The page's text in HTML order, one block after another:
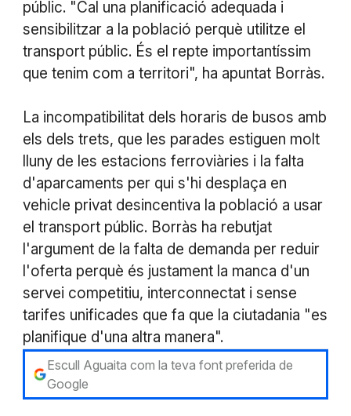
públic. "Cal una planificació adequada i
sensibilitzar a la població perquè utilitze el
transport públic. És el repte importantíssim
que tenim com a territori", ha apuntat Borràs.
La incompatibilitat dels horaris de busos amb
els dels trets, que les parades estiguen molt
lluny de les estacions ferroviàries i la falta
d'aparcaments per qui s'hi desplaça en
vehicle privat desincentiva la població a usar
el transport públic. Borràs ha rebutjat
l'argument de la falta de demanda per reduir
l'oferta perquè és justament la manca d'un
servei competitiu, interconnectat i sense
tarifes unificades que fa que la ciutadania "es
planifique d'una altra manera".
Escull Aguaita com la teva font preferida de
Google